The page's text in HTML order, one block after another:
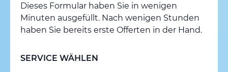
Dieses Formular haben Sie in wenigen
Minuten ausgefüllt. Nach wenigen Stunden
haben Sie bereits erste Offerten in der Hand.
SERVICE WÄHLEN